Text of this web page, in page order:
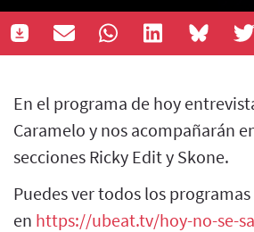
En el programa de hoy
Caramelo y nos acompañarán
secciones Ricky Edit y Skone.
Puedes ver todos los
en https://ubeat.tv/hoy-no-se-